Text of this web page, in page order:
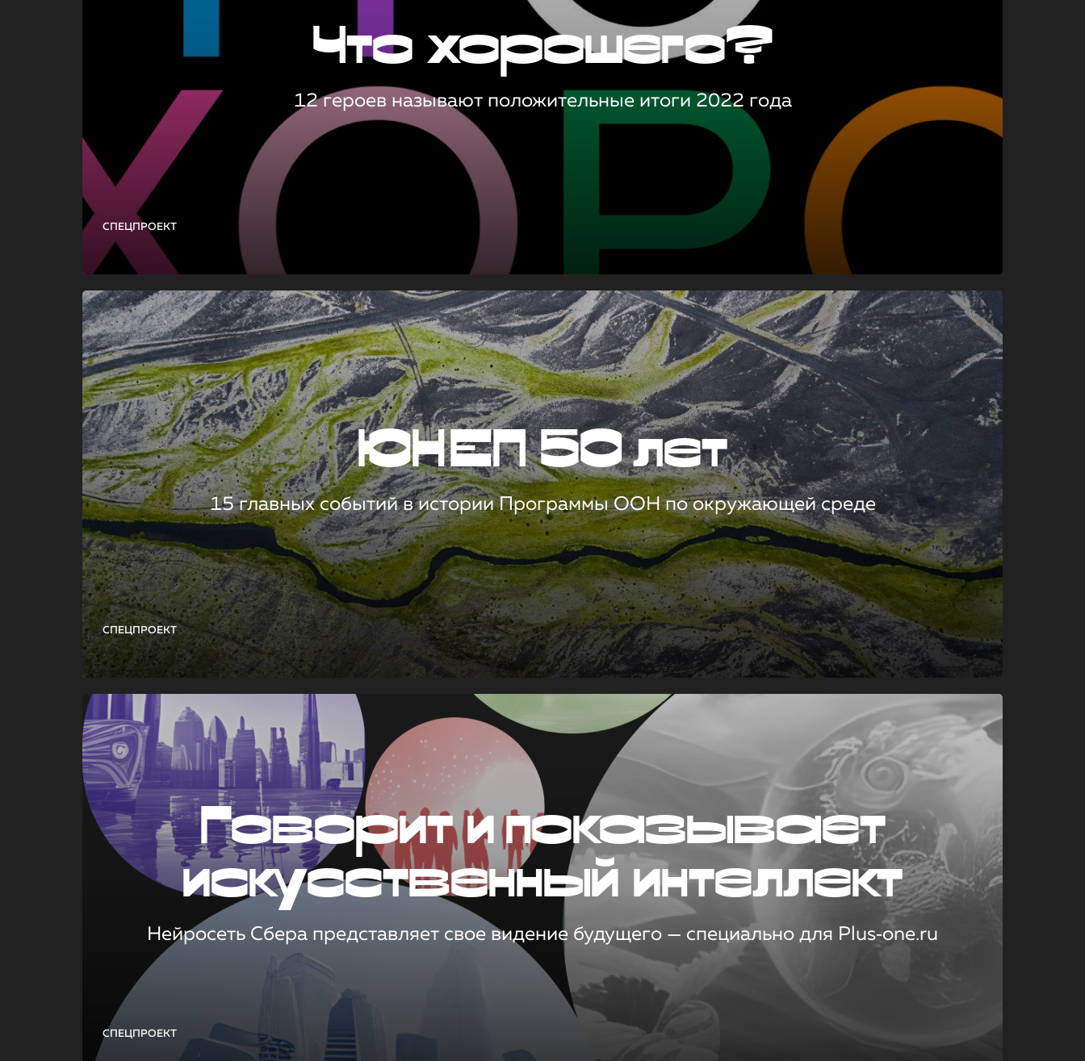
СПЕЦПРОЕКТ
Что хорошего?
12 героев называют положительные итоги 2022 года
СПЕЦПРОЕКТ
ЮНЕП 50 лет
15 главных событий в истории Программы ООН по окружающей среде
СПЕЦПРОЕКТ
Говорит и показывает
искусственный интеллект
Нейросеть Сбера представляет свое видение будущего — специально для Plus‑one.ru